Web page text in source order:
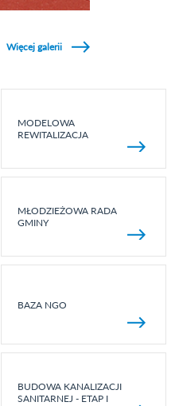
Więcej galerii
MODELOWA
REWITALIZACJA
MŁODZIEŻOWA RADA
GMINY
BAZA NGO
BUDOWA KANALIZACJI
SANITARNEJ - ETAP I